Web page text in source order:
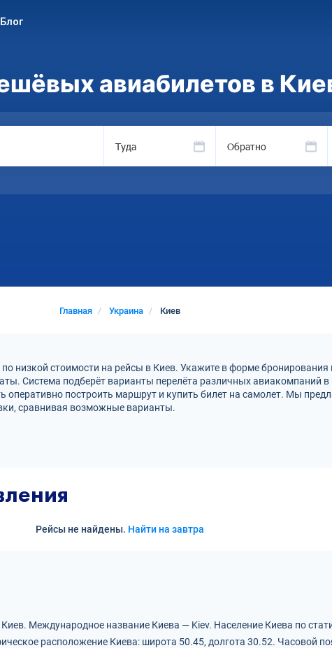
Блог
авиабилетов в
Туда Обратно
Главная Украина Киев
низкой стоимости на рейсы в Киев. Укажите в форме бронирования
Система подберёт варианты перелёта различных авиакомпаний
оперативно построить маршрут и купить билет на самолет. Мы
сравнивая возможные варианты.
Рейсы не найдены. Найти на завтра
Международное название Киева — Kiev. Население Киева по
расположение Киева: широта 50.45, долгота 30.52. Часовой